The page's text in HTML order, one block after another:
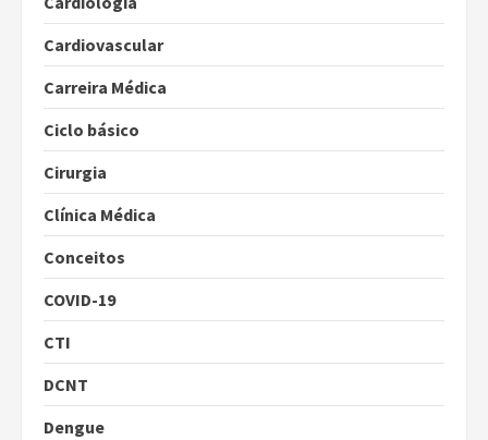
Cardiovascular
Carreira Médica
Ciclo básico
Cirurgia
Clínica Médica
Conceitos
COVID-19
CTI
DCNT
Dengue